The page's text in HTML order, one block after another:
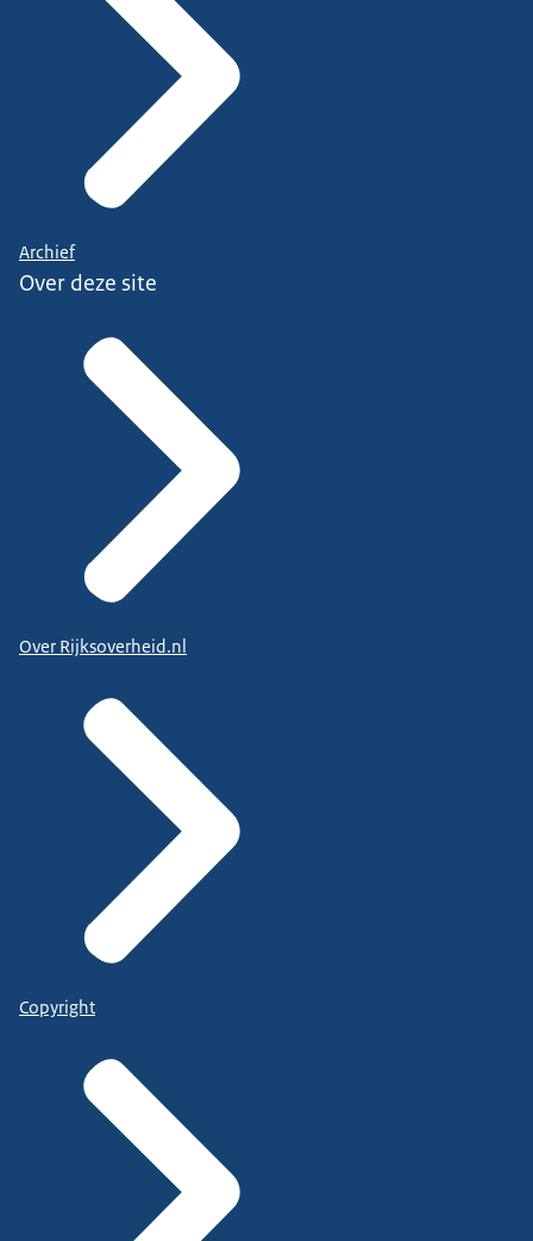
Archief
Over deze site
Over Rijksoverheid.nl
Copyright